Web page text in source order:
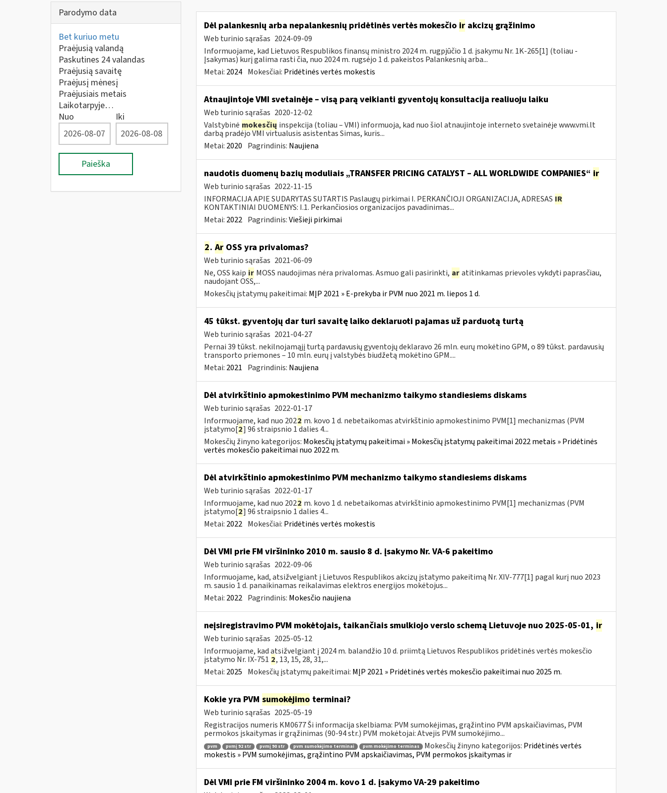
Parodymo data
Bet kuriuo metu
Praėjusią valandą
Paskutines 24 valandas
Praėjusią savaitę
Praėjusį mėnesį
Praėjusiais metais
Laikotarpyje…
Nuo
Iki
Paieška
Dėl palankesnių arba nepalankesnių pridėtinės vertės mokesčio irakcizų grąžinimo
Web turinio sąrašas 2024-09-09
Informuojame, kad Lietuvos Respublikos finansų ministro 2024 m. rugpjūčio 1 d. įsakymu Nr. 1K-265[1] (toliau -
Įsakymas) kurį galima rasti čia, nuo 2024 m. rugsėjo 1 d. pakeistos Palankesnių arba...
Metai: 2024 Mokesčiai: Pridėtinės vertės mokestis
Atnaujintoje VMI svetainėje – visą parą veikianti gyventojų konsultacija realiuoju laiku
Web turinio sąrašas 2020-12-02
Valstybinė mokesčių inspekcija (toliau – VMI) informuoja, kad nuo šiol atnaujintoje interneto svetainėje www.vmi.lt
darbą pradėjo VMI virtualusis asistentas Simas, kuris...
Metai: 2020 Pagrindinis: Naujiena
naudotis duomenų bazių moduliais „TRANSFER PRICING CATALYST – ALL WORLDWIDE COMPANIES“ ir
Web turinio sąrašas 2022-11-15
INFORMACIJA APIE SUDARYTAS SUTARTIS Paslaugų pirkimai I. PERKANČIOJI ORGANIZACIJA, ADRESAS IR
KONTAKTINIAI DUOMENYS: I.1. Perkančiosios organizacijos pavadinimas...
Metai: 2022 Pagrindinis:Viešieji pirkimai
2. ArOSS yra privalomas?
Web turinio sąrašas 2021-06-09
Ne, OSS kaip ir MOSS naudojimas nėra privalomas. Asmuo gali pasirinkti, ar atitinkamas prievoles vykdyti paprasčiau,
naudojant OSS,...
Mokesčių įstatymų pakeitimai: MĮP 2021 » E-prekyba ir PVM nuo 2021 m. liepos 1 d.
45 tūkst. gyventojų dar turi savaitę laiko deklaruoti pajamas už parduotą turtą
Web turinio sąrašas 2021-04-27
Pernai 39 tūkst. nekilnojamąjį turtą pardavusių gyventojų deklaravo 26 mln. eurų mokėtino GPM, o 89 tūkst. pardavusių
transporto priemones – 10 mln. eurų į valstybės biudžetą mokėtino GPM....
Metai: 2021 Pagrindinis: Naujiena
Dėl atvirkštinio apmokestinimo PVM mechanizmo taikymo standiesiems diskams
Web turinio sąrašas 2022-01-17
Informuojame, kad nuo 2022 m. kovo 1 d. nebetaikomas atvirkštinio apmokestinimo PVM[1] mechanizmas (PVM
įstatymo[2] 96 straipsnio 1 dalies 4...
Mokesčių žinyno kategorijos: Mokesčių įstatymų pakeitimai » Mokesčių įstatymų pakeitimai 2022 metais » Pridėtinės
vertės mokesčio pakeitimai nuo 2022 m.
Dėl atvirkštinio apmokestinimo PVM mechanizmo taikymo standiesiems diskams
Web turinio sąrašas 2022-01-17
Informuojame, kad nuo 2022 m. kovo 1 d. nebetaikomas atvirkštinio apmokestinimo PVM[1] mechanizmas (PVM
įstatymo[2] 96 straipsnio 1 dalies 4...
Metai: 2022 Mokesčiai: Pridėtinės vertės mokestis
Dėl VMI prie FM viršininko 2010 m. sausio 8 d. įsakymo Nr. VA-6 pakeitimo
Web turinio sąrašas 2022-09-06
Informuojame, kad, atsižvelgiant į Lietuvos Respublikos akcizų įstatymo pakeitimą Nr. XIV-777[1] pagal kurį nuo 2023
m. sausio 1 d. panaikinamas reikalavimas elektros energijos mokėtojus...
Metai: 2022 Pagrindinis: Mokesčio naujiena
neįsiregistravimo PVM mokėtojais, taikančiais smulkiojo verslo schemą Lietuvoje nuo 2025-05-01, ir
Web turinio sąrašas 2025-05-12
Informuojame, kad atsižvelgiant į 2024 m. balandžio 10 d. priimtą Lietuvos Respublikos pridėtinės vertės mokesčio
įstatymo Nr. IX-751 2, 13, 15, 28, 31,...
Metai: 2025 Mokesčių įstatymų pakeitimai: MĮP 2021 » Pridėtinės vertės mokesčio pakeitimai nuo 2025 m.
Kokie yra PVM sumokėjimo terminai?
Web turinio sąrašas 2025-05-19
Registracijos numeris KM0677 Ši informacija skelbiama: PVM sumokėjimas, grąžintino PVM apskaičiavimas, PVM
permokos įskaitymas ir grąžinimas (90-94 str.) PVM mokėtojai: Atvejis PVM sumokėjimo...
pvm pvmį 92 str pvmį 90 str pvm sumokėjimo terminai pvm mokėjimo terminas Mokesčių žinyno kategorijos: Pridėtinės vertės
mokestis » PVM sumokėjimas, grąžintino PVM apskaičiavimas, PVM permokos įskaitymas ir
Dėl VMI prie FM viršininko 2004 m. kovo 1 d. įsakymo VA-29 pakeitimo